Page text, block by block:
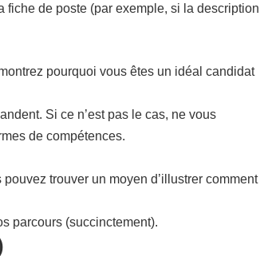
fiche de poste (par exemple, si la description
pourquoi vous êtes un idéal candidat
Si ce n’est pas le cas, ne vous
de compétences.
trouver un moyen d’illustrer comment
parcours (succinctement).